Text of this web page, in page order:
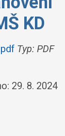
KD
Typ: PDF
29. 8. 2024